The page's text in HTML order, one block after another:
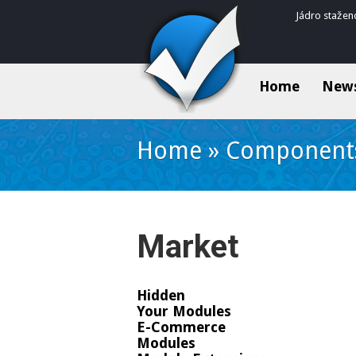
Jádro
Home
Home»
Market
Hidden
Your Modules
E-Commerce
Modules